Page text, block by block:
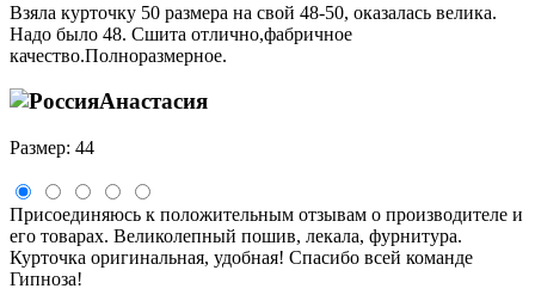
Взяла курточку 50 размера на свой 48-50, оказалась велика.
Надо было 48. Сшита отлично,фабричное
качество.Полноразмерное.
Анастасия
Размер: 44
Присоединяюсь к положительным отзывам о производителе и
его товарах. Великолепный пошив, лекала, фурнитура.
Курточка оригинальная, удобная! Спасибо всей команде
Гипноза!